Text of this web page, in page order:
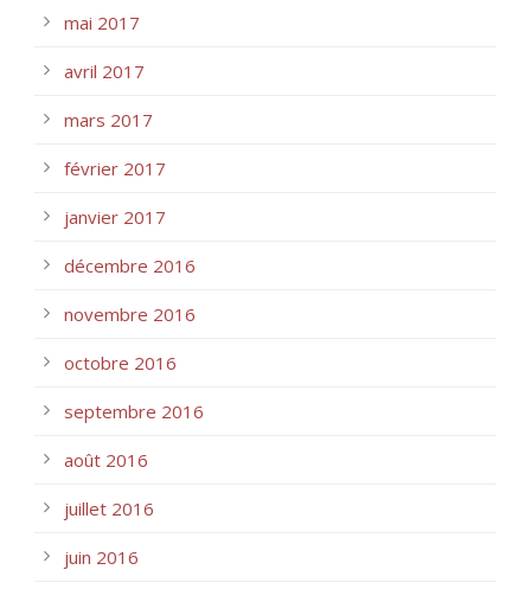
mai 2017
avril 2017
mars 2017
février 2017
janvier 2017
décembre 2016
novembre 2016
octobre 2016
septembre 2016
août 2016
juillet 2016
juin 2016